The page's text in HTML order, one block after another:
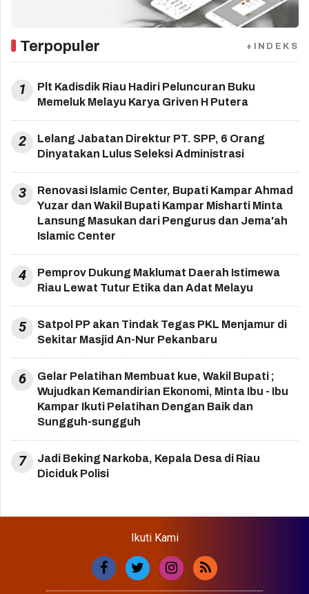
Terpopuler +INDEKS
1
Plt Kadisdik Riau Hadiri Peluncuran Buku
Memeluk Melayu Karya Griven H Putera
2
Lelang Jabatan Direktur PT. SPP, 6 Orang
Dinyatakan Lulus Seleksi Administrasi
3
Renovasi Islamic Center, Bupati Kampar Ahmad
Yuzar dan Wakil Bupati Kampar Misharti Minta
Lansung Masukan dari Pengurus dan Jema'ah
Islamic Center
4
Pemprov Dukung Maklumat Daerah Istimewa
Riau Lewat Tutur Etika dan Adat Melayu
5
Satpol PP akan Tindak Tegas PKL Menjamur di
Sekitar Masjid An-Nur Pekanbaru
6
Gelar Pelatihan Membuat kue, Wakil Bupati ;
Wujudkan Kemandirian Ekonomi, Minta Ibu - Ibu
Kampar Ikuti Pelatihan Dengan Baik dan
Sungguh-sungguh
7
Jadi Beking Narkoba, Kepala Desa di Riau
Diciduk Polisi
Ikuti Kami